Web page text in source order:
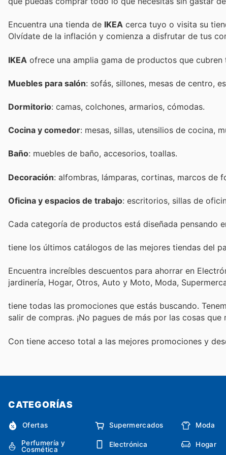
Encuentra una tienda de IKEA cerca tuyo o visita su
Olvídate de la inflación y comienza a disfrutar de tus
IKEA ofrece una amplia gama de productos que
Muebles para salón: sofás, sillones, mesas de centro,
Dormitorio: camas, colchones, armarios, cómodas.
Cocina y comedor: mesas, sillas, utensilios de cocina,
Baño: muebles de baño, accesorios, toallas.
Decoración: alfombras, lámparas, cortinas, marcos de
Oficina y espacios de trabajo: escritorios, sillas de
Cada categoría de productos está diseñada pensando
tiene los últimos catálogos de las mejores tiendas del
Encuentra increíbles descuentos para ahorrar en
jardinería, Hogar, Otros, Auto y Moto, Moda,
tiene todas las promociones que estás buscando.
salir de compras. ¡No pagues de más por las cosas que
Con tiene acceso total a las mejores promociones y
CATEGORÍAS
Ofertas Supermercados Moda
Perfumería y
Cosmética
Electrónica Hogar